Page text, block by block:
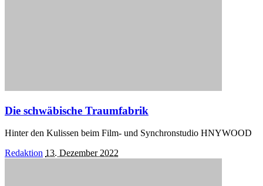
Die schwäbische Traumfabrik
Hinter den Kulissen beim Film- und Synchronstudio HNYWOOD
Posted
Redaktion 13. Dezember 2022